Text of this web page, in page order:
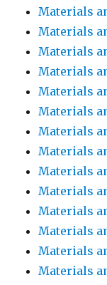
Materials
Materials
Materials
Materials
Materials
Materials
Materials
Materials
Materials
Materials
Materials
Materials
Materials
Materials